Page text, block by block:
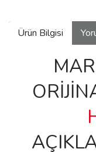
Ürün Bilgisi